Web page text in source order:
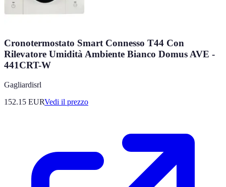
Cronotermostato Smart Connesso T44 Con
Rilevatore Umidità Ambiente Bianco Domus AVE -
441CRT-W
Gagliardisrl
152.15 EURVedi il prezzo